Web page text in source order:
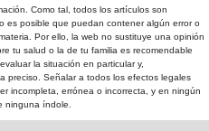
Como tal, todos los artículos son
es posible que puedan contener algún error o
Por ello, la web no sustituye una opinión
tu salud o la de tu familia es recomendable
la situación en particular y,
preciso. Señalar a todos los efectos legales
incompleta, errónea o incorrecta, y en ningún
ninguna índole.